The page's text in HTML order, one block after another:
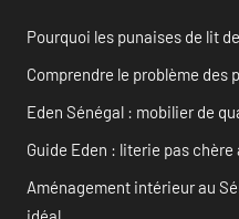
Pourquoi les punaises de lit
Comprendre le problème des
Eden Sénégal : mobilier de
Guide Eden : literie pas chère
Aménagement intérieur au